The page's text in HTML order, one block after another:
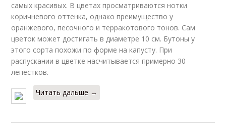
самых красивых. В цветах просматриваются нотки
коричневого оттенка, однако преимущество у
оранжевого, песочного и терракотового тонов. Сам
цветок может достигать в диаметре 10 см. Бутоны у
этого сорта похожи по форме на капусту. При
распускании в цветке насчитывается примерно 30
лепестков.
Читать дальше →